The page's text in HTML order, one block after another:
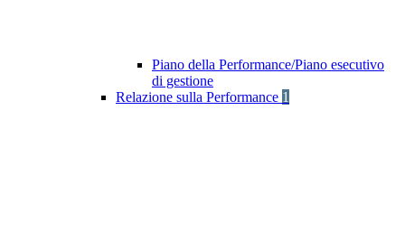
Piano della Performance/Piano esecutivo
di gestione
Relazione sulla Performance 1